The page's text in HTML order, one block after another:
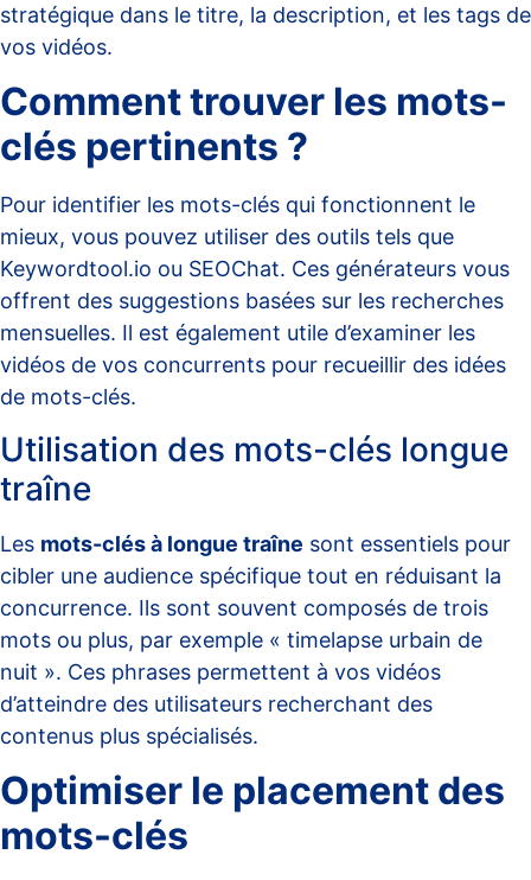
stratégique dans le titre, la description, et les tags de
vos vidéos.
Comment trouver les mots-
clés pertinents ?
Pour identifier les mots-clés qui fonctionnent le
mieux, vous pouvez utiliser des outils tels que
Keywordtool.io ou SEOChat. Ces générateurs vous
offrent des suggestions basées sur les recherches
mensuelles. Il est également utile d’examiner les
vidéos de vos concurrents pour recueillir des idées
de mots-clés.
Utilisation des mots-clés longue
traîne
Les mots-clés à longue traîne sont essentiels pour
cibler une audience spécifique tout en réduisant la
concurrence. Ils sont souvent composés de trois
mots ou plus, par exemple « timelapse urbain de
nuit ». Ces phrases permettent à vos vidéos
d’atteindre des utilisateurs recherchant des
contenus plus spécialisés.
Optimiser le placement des
mots-clés